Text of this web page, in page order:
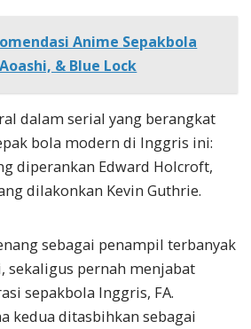
Anime Sepakbola
& Blue Lock
dalam serial yang berangkat
bola modern di Inggris ini:
diperankan Edward Holcroft,
dilakonkan Kevin Guthrie.
sebagai penampil terbanyak
sekaligus pernah menjabat
sepakbola Inggris, FA.
kedua ditasbihkan sebagai